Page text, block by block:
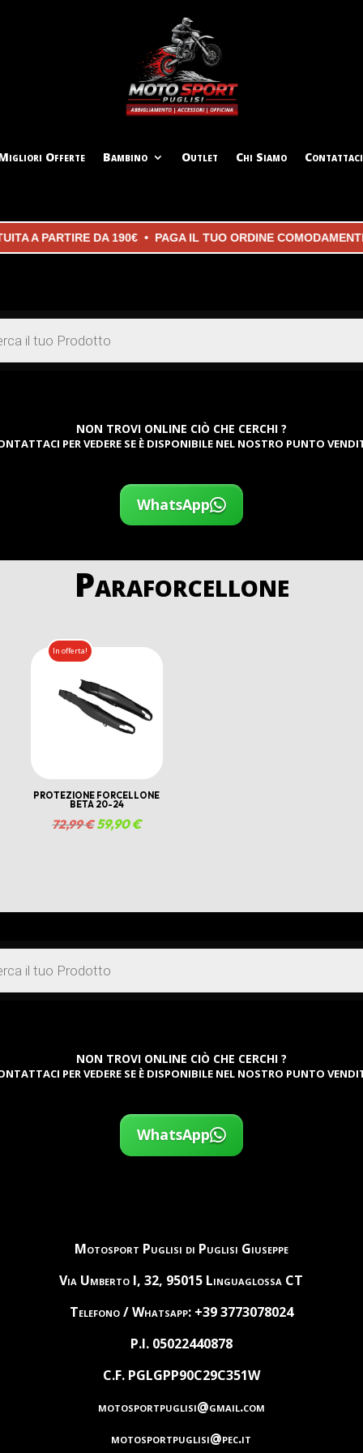
Offerte Bambino Outlet Chi Siamo Contattaci
A PARTIRE DA 190€ • PAGA IL TUO ORDINE
NON TROVI ONLINE CIÒ CHE CERCHI ?
PER VEDERE SE È DISPONIBILE NEL NOSTRO PUNTO
WhatsApp
Paraforcellone
In offerta!
PROTEZIONE FORCELLONE
BETA 20-24
72,99€Il
72,99 €.
59,90€Il
59,90 €.
NON TROVI ONLINE CIÒ CHE CERCHI ?
PER VEDERE SE È DISPONIBILE NEL NOSTRO PUNTO
WhatsApp
Motosport Puglisi di Puglisi Giuseppe
Via Umberto I, 32, 95015 Linguaglossa CT
Telefono / Whatsapp: +39 3773078024
P.I. 05022440878
C.F. PGLGPP90C29C351W
motosportpuglisi@gmail.com
motosportpuglisi@pec.it